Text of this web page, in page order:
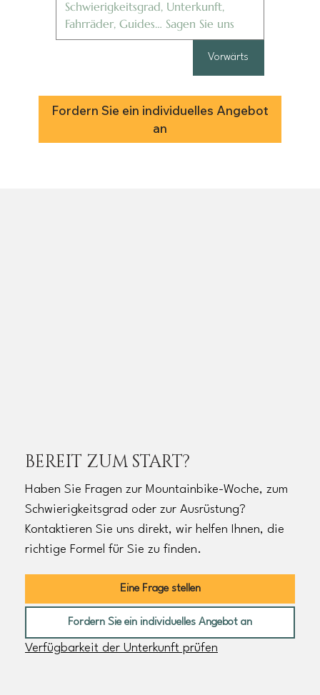
Vorwärts
Fordern Sie ein individuelles Angebot
an
BEREIT ZUM START?
Haben Sie Fragen zur Mountainbike-Woche, zum
Schwierigkeitsgrad oder zur Ausrüstung?
Kontaktieren Sie uns direkt, wir helfen Ihnen, die
richtige Formel für Sie zu finden.
Eine Frage stellen
Fordern Sie ein individuelles Angebot an
Verfügbarkeit der Unterkunft prüfen